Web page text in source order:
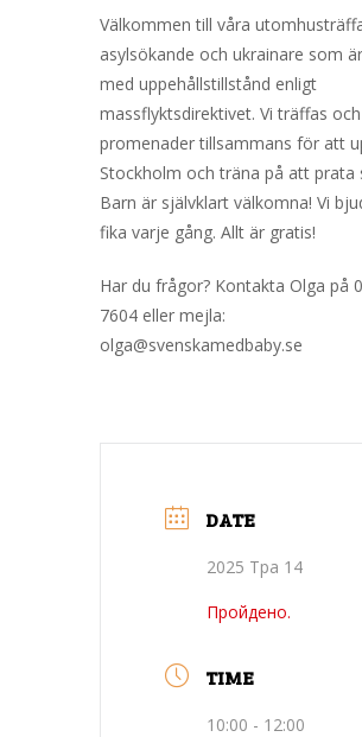
Välkommen till våra
asylsökande och ukrainare som
med uppehållstillstånd enligt
massflyktsdirektivet. Vi träffas
promenader tillsammans för att
Stockholm och träna på att prata
Barn är självklart välkomna! Vi
fika varje gång. Allt är gratis!
Har du frågor? Kontakta Olga på
7604 eller mejla:
olga@svenskamedbaby.se
DATE
2025 Тра 14
Пройдено.
TIME
10:00 - 12:00